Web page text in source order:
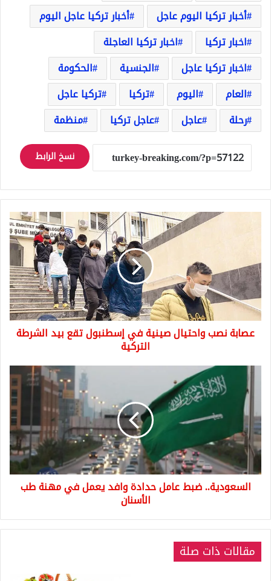
أخبار تركيا اليوم عاجل
أخبار تركيا عاجل اليوم
اخبار تركيا
اخبار تركيا العاجلة
اخبار تركيا عاجل
الجنسية
الحكومة
العام
اليوم تركيا
تركيا عاجل
رحلة
عاجل عاجل تركيا منظمة
نسخ الرابط
في
إسطنبول
تقع
بيد
الشرطة
التركية
عصابة نصب واحتيال صينية في إسطنبول تقع بيد الشرطة
التركية
السعودية..
ضبط
عامل
حدادة
وافد
يعمل
في
مهنة
طب
الأسنان
السعودية.. ضبط عامل حدادة وافد يعمل في مهنة طب
الأسنان
مقالات ذات صلة